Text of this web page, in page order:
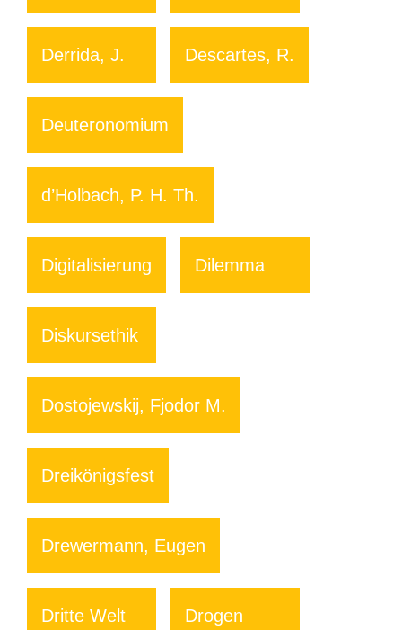
Derrida, J. Descartes, R.
Deuteronomium
d’Holbach, P. H. Th.
Digitalisierung Dilemma
Diskursethik
Dostojewskij, Fjodor M.
Dreikönigsfest
Drewermann, Eugen
Dritte Welt Drogen